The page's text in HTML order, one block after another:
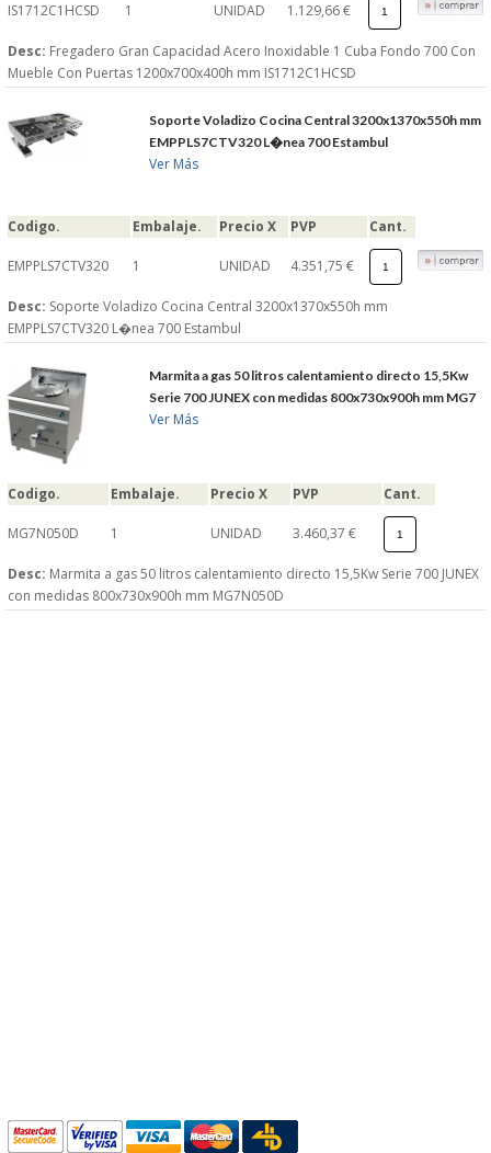
IS1712C1HCSD 1 UNIDAD 1.129,66 €
Desc: Fregadero Gran Capacidad Acero Inoxidable 1 Cuba Fondo 700 Con
Mueble Con Puertas 1200x700x400h mm IS1712C1HCSD
Soporte Voladizo Cocina Central 3200x1370x550h mm
EMPPLS7CTV320 L�nea 700 Estambul
Ver Más
Codigo. Embalaje. Precio X PVP Cant.
EMPPLS7CTV320 1 UNIDAD 4.351,75 €
Desc: Soporte Voladizo Cocina Central 3200x1370x550h mm
EMPPLS7CTV320 L�nea 700 Estambul
Marmita a gas 50 litros calentamiento directo 15,5Kw
Serie 700 JUNEX con medidas 800x730x900h mm MG7
Ver Más
Codigo. Embalaje. Precio X PVP Cant.
MG7N050D 1 UNIDAD 3.460,37 €
Desc: Marmita a gas 50 litros calentamiento directo 15,5Kw Serie 700 JUNEX
con medidas 800x730x900h mm MG7N050D